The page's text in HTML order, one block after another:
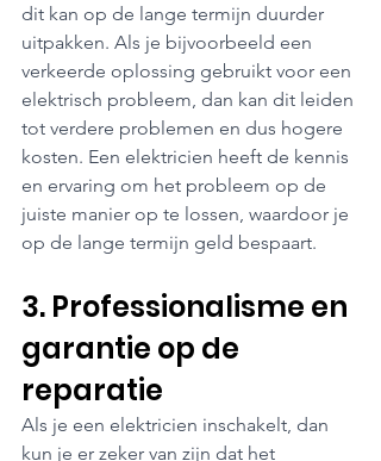
dit kan op de lange termijn duurder
uitpakken. Als je bijvoorbeeld een
verkeerde oplossing gebruikt voor een
elektrisch probleem, dan kan dit leiden
tot verdere problemen en dus hogere
kosten. Een elektricien heeft de kennis
en ervaring om het probleem op de
juiste manier op te lossen, waardoor je
op de lange termijn geld bespaart.
3. Professionalisme en
garantie op de
reparatie
Als je een elektricien inschakelt, dan
kun je er zeker van zijn dat het